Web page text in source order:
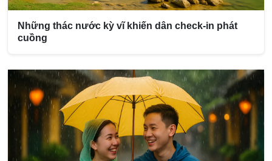
Những thác nước kỳ vĩ khiến dân check-in phát
cuồng